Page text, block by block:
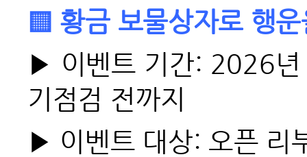
▒ 황금 보물상자로 행
▶ 이벤트 기간: 2026
기점검 전까지
▶ 이벤트 대상: 오픈 리